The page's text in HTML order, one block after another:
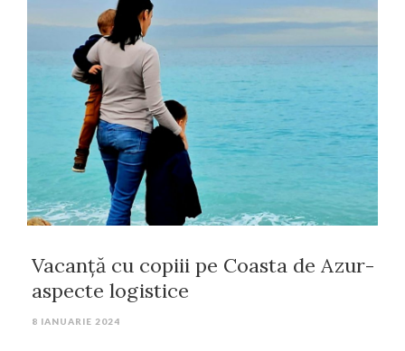
Vacanță cu copiii pe Coasta de Azur-
aspecte logistice
8 IANUARIE 2024